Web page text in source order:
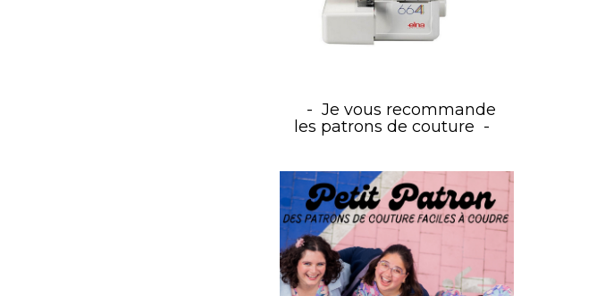
Je vous recommande
les patrons de couture